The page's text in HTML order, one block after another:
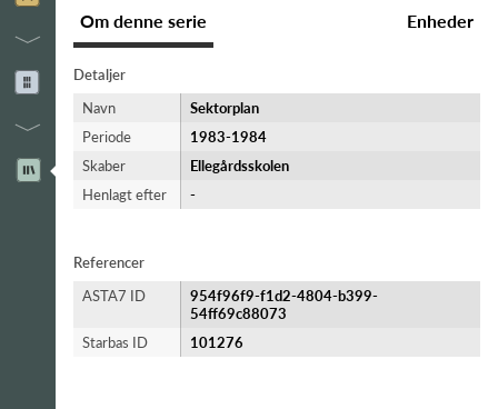
Om denne serie Enheder
Detaljer
Navn
Sektorplan
Periode
1983-​1984
Skaber
Ellegårdsskolen
Henlagt efter
-
Referencer
ASTA7 ID
954f96f9-f1d2-4804-b399-
54ff69c88073
Starbas ID
101276